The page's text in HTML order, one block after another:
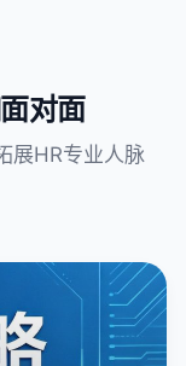
对面
展HR专业人脉